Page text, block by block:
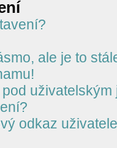
ale je to
uživatelským
odkaz